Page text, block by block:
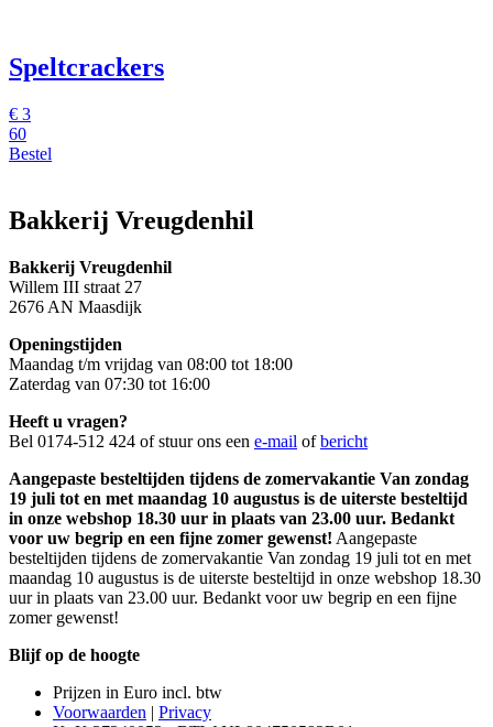
Speltcrackers
€ 3
60
Bestel
Bakkerij Vreugdenhil
Bakkerij Vreugdenhil
Willem III straat 27
2676 AN Maasdijk
Openingstijden
Maandag t/m vrijdag van 08:00 tot 18:00
Zaterdag van 07:30 tot 16:00
Heeft u vragen?
Bel 0174-512 424 of stuur ons een e-mail ofbericht
Aangepaste besteltijden tijdens de zomervakantie Van zondag
19 juli tot en met maandag 10 augustus is de uiterste besteltijd
in onze webshop 18.30 uur in plaats van 23.00 uur. Bedankt
voor uw begrip en een fijne zomer gewenst! Aangepaste
besteltijden tijdens de zomervakantie Van zondag 19 juli tot en met
maandag 10 augustus is de uiterste besteltijd in onze webshop 18.30
uur in plaats van 23.00 uur. Bedankt voor uw begrip en een fijne
zomer gewenst!
Blijf op de hoogte
Prijzen in Euro incl. btw
Voorwaarden | Privacy